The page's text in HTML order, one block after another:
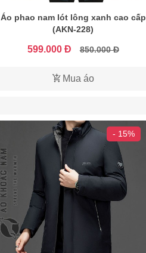
Áo phao nam lót lông xanh cao cấp
(AKN-228)
599.000 Đ 850.000 Đ
Mua áo
- 15%